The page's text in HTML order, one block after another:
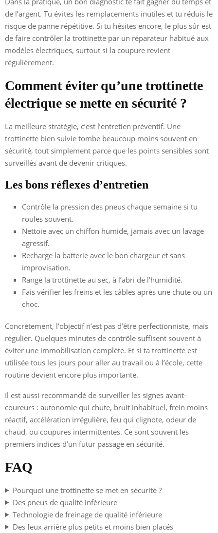
de l’argent. Tu évites les remplacements inutiles et tu réduis le
risque de panne répétitive. Si tu hésites encore, le plus sûr est
de faire contrôler la trottinette par un réparateur habitué aux
modèles électriques, surtout si la coupure revient
régulièrement.
Comment éviter qu’une trottinette
électrique se mette en sécurité ?
La meilleure stratégie, c’est l’entretien préventif. Une
trottinette bien suivie tombe beaucoup moins souvent en
sécurité, tout simplement parce que les points sensibles sont
surveillés avant de devenir critiques.
Les bons réflexes d’entretien
Contrôle la pression des pneus chaque semaine si tu
roules souvent.
Nettoie avec un chiffon humide, jamais avec un lavage
agressif.
Recharge la batterie avec le bon chargeur et sans
improvisation.
Range la trottinette au sec, à l’abri de l’humidité.
Fais vérifier les freins et les câbles après une chute ou un
choc.
Concrètement, l’objectif n’est pas d’être perfectionniste, mais
régulier. Quelques minutes de contrôle suffisent souvent à
éviter une immobilisation complète. Et si ta trottinette est
utilisée tous les jours pour aller au travail ou à l’école, cette
routine devient encore plus importante.
Il est aussi recommandé de surveiller les signes avant-
coureurs : autonomie qui chute, bruit inhabituel, frein moins
réactif, accélération irrégulière, feu qui clignote, odeur de
chaud, ou coupures intermittentes. Ce sont souvent les
premiers indices d’un futur passage en sécurité.
FAQ
Pourquoi une trottinette se met en sécurité ?
Des pneus de qualité inférieure
Technologie de freinage de qualité inférieure
Des feux arrière plus petits et moins bien placés